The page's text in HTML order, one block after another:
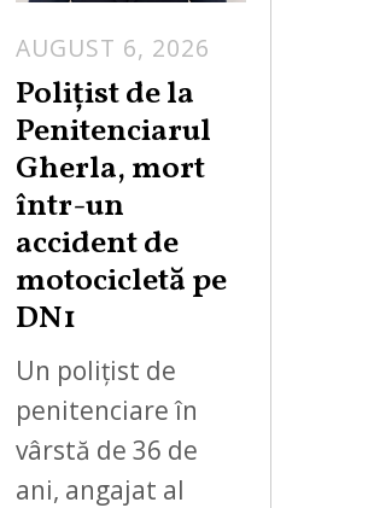
AUGUST 6, 2026
Polițist de la
Penitenciarul
Gherla, mort
într-un
accident de
motocicletă pe
DN1
Un polițist de
penitenciare în
vârstă de 36 de
ani, angajat al